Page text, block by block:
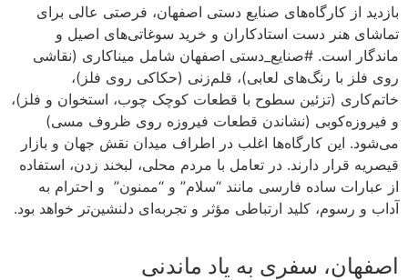
بازدید از کارگاه‌های صنایع دستی اصفهان، فرصتی عالی برای
تماشای هنر دست استادکاران و خرید سوغاتی‌های اصیل و
ماندگار است. #صنایع_دستی اصفهان شامل میناکاری (نقاشی
روی فلز با رنگ‌های لعابی)، قلم‌زنی (حکاکی روی فلز)،
خاتم‌کاری (تزئین سطوح با قطعات کوچک چوب، استخوان و فلز)،
و فیروزه‌کوبی (نشاندن قطعات فیروزه روی ظروف مسی)
می‌شود. این کارگاه‌ها اغلب در اطراف میدان نقش جهان و بازار
قیصریه قرار دارند. در تعامل با مردم محلی، لبخند زدن، استفاده
از عبارات ساده فارسی مانند “سلام” و “ممنون” و احترام به
آداب و رسوم، کلید ارتباطی مؤثر و تجربه‌ای دلنشین‌تر خواهد بود.
اصفهان، سفری به یاد ماندنی